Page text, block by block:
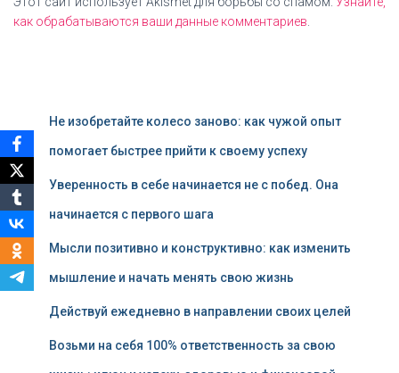
как обрабатываются ваши данные комментариев
Не изобретайте колесо заново: как чужой опыт
помогает быстрее прийти к своему успеху
Уверенность в себе начинается не с побед. Она
начинается с первого шага
Мысли позитивно и конструктивно: как изменить
мышление и начать менять свою жизнь
Действуй ежедневно в направлении своих целей
Возьми на себя 100% ответственность за свою